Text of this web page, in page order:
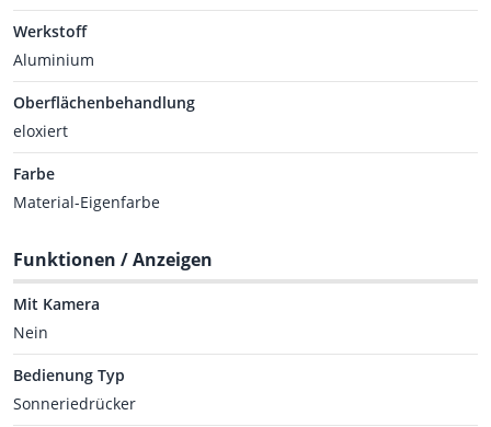
Werkstoff
Aluminium
Oberflächenbehandlung
eloxiert
Farbe
Material-Eigenfarbe
Funktionen / Anzeigen
Mit Kamera
Nein
Bedienung Typ
Sonneriedrücker